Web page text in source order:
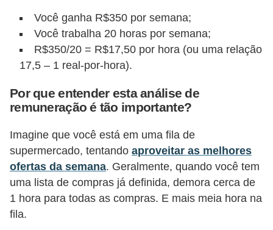
Você ganha R$350 por semana;
Você trabalha 20 horas por semana;
R$350/20 = R$17,50 por hora (ou uma relação
17,5 – 1 real-por-hora).
Por que entender esta análise de
remuneração é tão importante?
Imagine que você está em uma fila de
supermercado, tentando aproveitar as melhores
ofertas da semana. Geralmente, quando você tem
uma lista de compras já definida, demora cerca de
1 hora para todas as compras. E mais meia hora na
fila.
ã
P
u
p
a
n
ç